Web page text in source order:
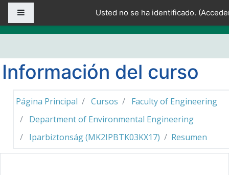
Salta al contenido principal
Usted no se ha identificado. (
Información del curso
Página Principal Cursos
Faculty of Engineering
Department of Environmental Engineering
Iparbiztonság (MK2IPBTK03KX17)
Resumen